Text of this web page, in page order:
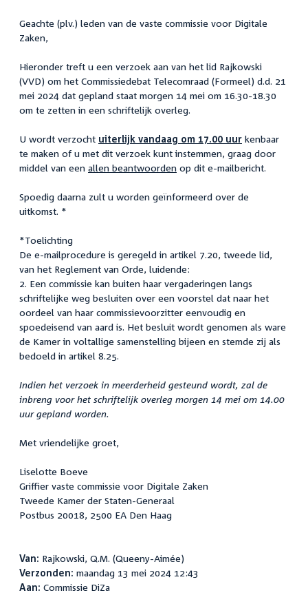
Geachte (plv.) leden van de vaste commissie voor Digitale
Zaken,
Hieronder treft u een verzoek aan van het lid Rajkowski
(VVD) om het Commissiedebat Telecomraad (Formeel) d.d. 21
mei 2024 dat gepland staat morgen 14 mei om 16.30-18.30
om te zetten in een schriftelijk overleg.
U wordt verzocht uiterlijk vandaag om 17.00 uur kenbaar
te maken of u met dit verzoek kunt instemmen, graag door
middel van een allen beantwoorden op dit e-mailbericht.
Spoedig daarna zult u worden geïnformeerd over de
uitkomst. *
*Toelichting
De e-mailprocedure is geregeld in artikel 7.20, tweede lid,
van het Reglement van Orde, luidende:
2. Een commissie kan buiten haar vergaderingen langs
schriftelijke weg besluiten over een voorstel dat naar het
oordeel van haar commissievoorzitter eenvoudig en
spoedeisend van aard is. Het besluit wordt genomen als ware
de Kamer in voltallige samenstelling bijeen en stemde zij als
bedoeld in artikel 8.25.
Indien het verzoek in meerderheid gesteund wordt, zal de
inbreng voor het schriftelijk overleg morgen 14 mei om 14.00
uur gepland worden.
Met vriendelijke groet,
Liselotte Boeve
Griffier vaste commissie voor Digitale Zaken
Tweede Kamer der Staten-Generaal
Postbus 20018, 2500 EA Den Haag
Van: Rajkowski, Q.M. (Queeny-Aimée)
Verzonden: maandag 13 mei 2024 12:43
Aan: Commissie DiZa